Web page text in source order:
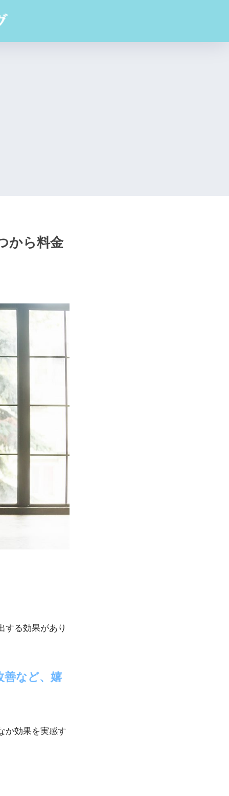
から料金
する効果があり
善など、嬉
か効果を実感す